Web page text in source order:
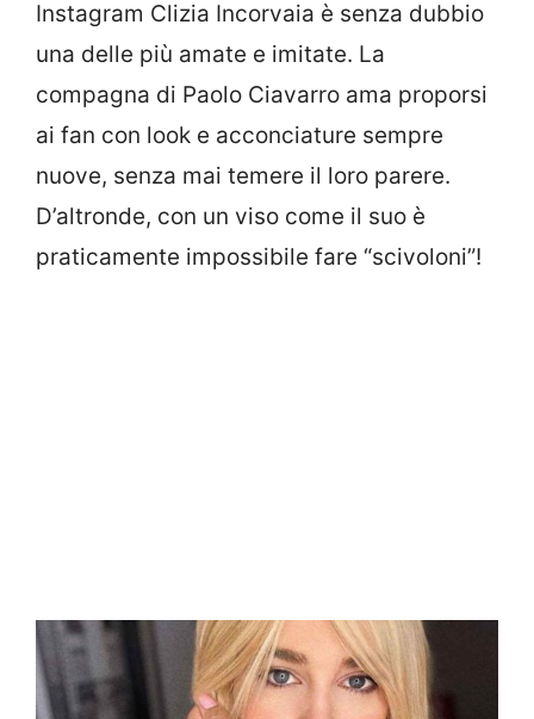
Instagram Clizia Incorvaia è senza dubbio
una delle più amate e imitate. La
compagna di Paolo Ciavarro ama proporsi
ai fan con look e acconciature sempre
nuove, senza mai temere il loro parere.
D’altronde, con un viso come il suo è
praticamente impossibile fare “scivoloni”!